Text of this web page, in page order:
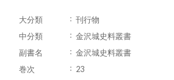
大分類
刊行物
中分類
金沢城史料叢書
副書名
金沢城史料叢書
巻次
23